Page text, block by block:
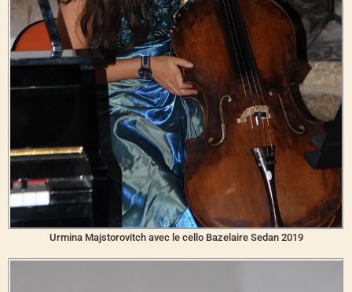
Urmina Majstorovitch avec le cello Bazelaire Sedan 2019